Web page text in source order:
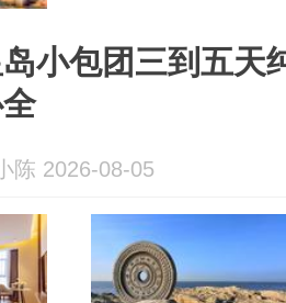
小包团三到五天
陈 2026-08-05